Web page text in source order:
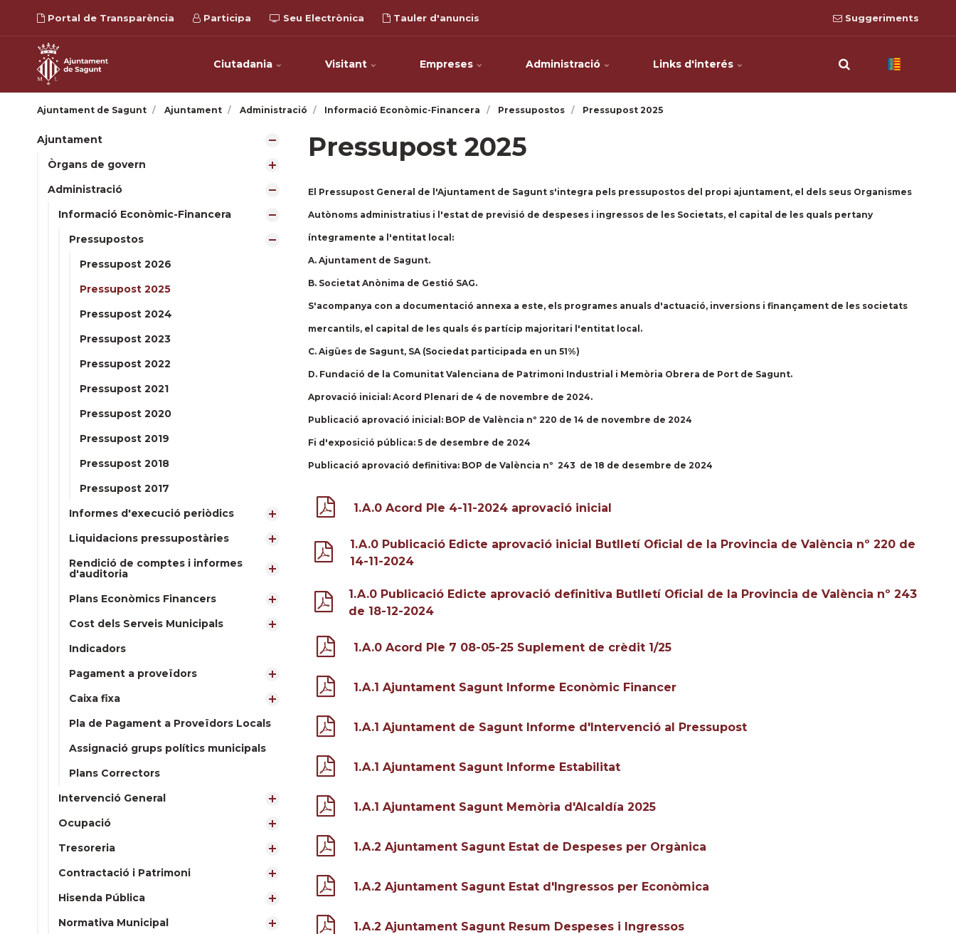
Portal de Transparència Participa Seu Electrònica Tauler d'anuncis Suggeriments
Ciutadania Visitant Empreses Administració Links d'interés
Ajuntament de Sagunt Ajuntament Administració Informació Econòmic-Financera Pressupostos Pressupost 2025
Ajuntament
Òrgans de govern
Administració
Informació Econòmic-Financera
Pressupostos
Pressupost 2026
Pressupost 2025
Pressupost 2024
Pressupost 2023
Pressupost 2022
Pressupost 2021
Pressupost 2020
Pressupost 2019
Pressupost 2018
Pressupost 2017
Informes d'execució periòdics
Liquidacions pressupostàries
Rendició de comptes i informes
d'auditoria
Plans Econòmics Financers
Cost dels Serveis Municipals
Indicadors
Pagament a proveïdors
Caixa fixa
Pla de Pagament a Proveïdors Locals
Assignació grups polítics municipals
Plans Correctors
Intervenció General
Ocupació
Tresoreria
Contractació i Patrimoni
Hisenda Pública
Normativa Municipal
Pressupost 2025
El Pressupost General de l'Ajuntament de Sagunt s'integra pels pressupostos del propi ajuntament, el dels seus Organismes
Autònoms administratius i l'estat de previsió de despeses i ingressos de les Societats, el capital de les quals pertany
íntegramente a l'entitat local:
A. Ajuntament de Sagunt.
B. Societat Anònima de Gestió SAG.
S'acompanya con a documentació annexa a este, els programes anuals d'actuació, inversions i finançament de les societats
mercantils, el capital de les quals és partícip majoritari l'entitat local.
C. Aigües de Sagunt, SA (Sociedat participada en un 51%)
D. Fundació de la Comunitat Valenciana de Patrimoni Industrial i Memòria Obrera de Port de Sagunt.
Aprovació inicial: Acord Plenari de 4 de novembre de 2024.
Publicació aprovació inicial : BOP de València nº 220 de 14 de novembre de 2024
Fi d'exposició pública: 5 de desembre de 2024
Publicació aprovació definitiva: BOP de València nº 243 de 18 de desembre de 2024
1.A.0 Acord Ple 4-11-2024 aprovació inicial
1.A.0 Publicació Edicte aprovació inicial Butlletí Oficial de la Provincia de València nº 220 de
14-11-2024
1.A.0 Publicació Edicte aprovació definitiva Butlletí Oficial de la Provincia de València nº 243
de 18-12-2024
1.A.0 Acord Ple 7 08-05-25 Suplement de crèdit 1/25
1.A.1 Ajuntament Sagunt Informe Econòmic Financer
1.A.1 Ajuntament de Sagunt Informe d'Intervenció al Pressupost
1.A.1 Ajuntament Sagunt Informe Estabilitat
1.A.1 Ajuntament Sagunt Memòria d'Alcaldía 2025
1.A.2 Ajuntament Sagunt Estat de Despeses per Orgànica
1.A.2 Ajuntament Sagunt Estat d'Ingressos per Econòmica
1.A.2 Ajuntament Sagunt Resum Despeses i Ingressos